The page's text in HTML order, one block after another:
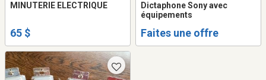
MINUTERIE ELECTRIQUE
65 $
Dictaphone Sony avec
équipements
Faites une offre